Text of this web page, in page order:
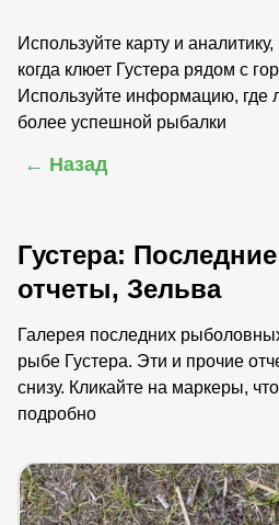
Используйте карту и
когда клюет Густера рядом с
Используйте информацию, где
более успешной рыбалки
← Назад
Густера:
отчеты, Зельва
Галерея последних
рыбе Густера. Эти и прочие
снизу. Кликайте на маркеры,
подробно